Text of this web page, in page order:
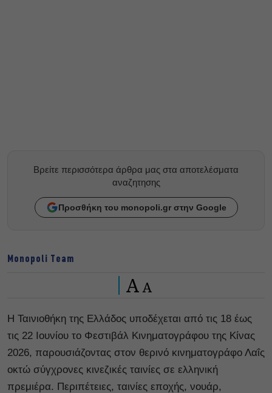
Βρείτε περισσότερα άρθρα μας στα αποτελέσματα
αναζητησης
Προσθήκη του monopoli.gr στην Google
Monopoli Team
A A
Η Ταινιοθήκη της Ελλάδος υποδέχεται από τις 18 έως
τις 22 Ιουνίου το Φεστιβάλ Κινηματογράφου της Κίνας
2026, παρουσιάζοντας στον θερινό κινηματογράφο Λαΐς
οκτώ σύγχρονες κινεζικές ταινίες σε ελληνική
πρεμιέρα. Περιπέτειες, ταινίες εποχής, νουάρ,